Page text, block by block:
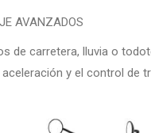
AVANZADOS
de carretera, lluvia o
y el control de